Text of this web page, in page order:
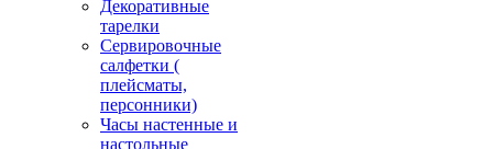
Декоративные
тарелки
Сервировочные
салфетки (
плейсматы,
персонники)
Часы настенные и
настольные